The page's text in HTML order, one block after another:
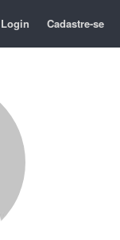
Login Cadastre-se